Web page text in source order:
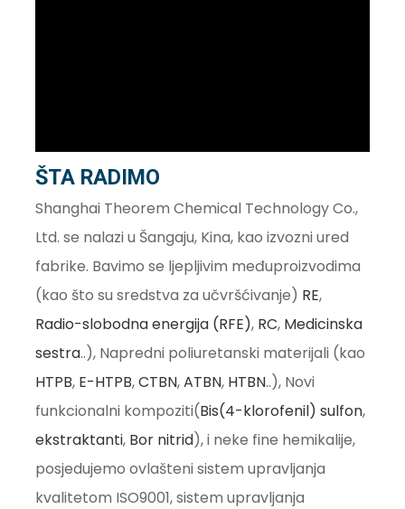
ŠTA RADIMO
Shanghai Theorem Chemical Technology Co.,
Ltd. se nalazi u Šangaju, Kina, kao izvozni ured
fabrike. Bavimo se ljepljivim međuproizvodima
(kao što su sredstva za učvršćivanje) RE,
Radio-slobodna energija (RFE), RC, Medicinska
sestra..), Napredni poliuretanski materijali (kao
HTPB, E-HTPB,CTBN,ATBN, HTBN..), Novi
funkcionalni kompoziti(Bis(4-klorofenil) sulfon,
ekstraktanti, Bor nitrid), i neke fine hemikalije,
posjedujemo ovlašteni sistem upravljanja
kvalitetom ISO9001, sistem upravljanja